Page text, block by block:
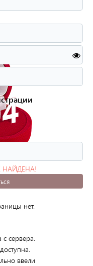
НАЙДЕНА!
нет.
сервера.
ввели